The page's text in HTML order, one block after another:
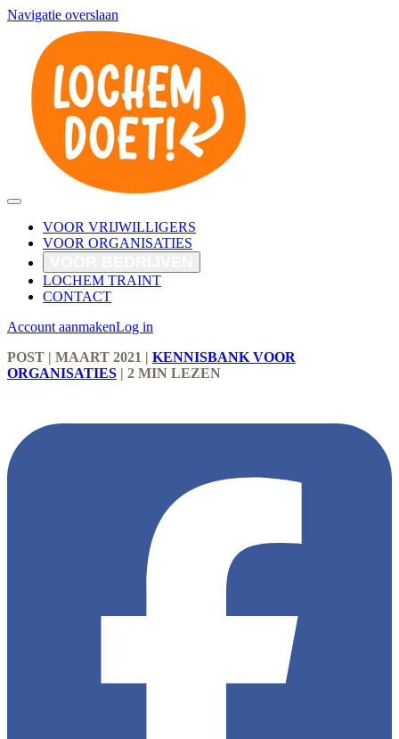
Navigatie overslaan
VOOR VRIJWILLIGERS
VOOR ORGANISATIES
LOCHEM TRAINT
CONTACT
Account aanmakenLog in
POST | MAART 2021 | KENNISBANK VOOR
ORGANISATIES | 2 MIN LEZEN